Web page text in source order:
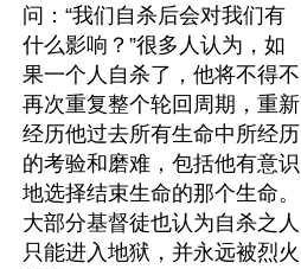
问：“我们自杀后会对我们有
什么影响？”很多人认为，如
果一个人自杀了，他将不得不
再次重复整个轮回周期，重新
经历他过去所有生命中所经历
的考验和磨难，包括他有意识
地选择结束生命的那个生命。
大部分基督徒也认为自杀之人
只能进入地狱，并永远被烈火